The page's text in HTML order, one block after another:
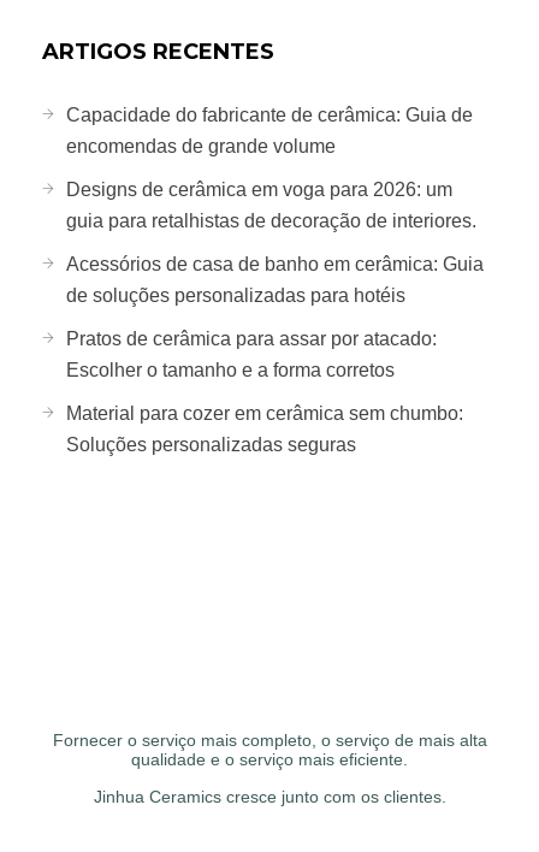
ARTIGOS RECENTES
Capacidade do fabricante de cerâmica: Guia de
encomendas de grande volume
Designs de cerâmica em voga para 2026: um
guia para retalhistas de decoração de interiores.
Acessórios de casa de banho em cerâmica: Guia
de soluções personalizadas para hotéis
Pratos de cerâmica para assar por atacado:
Escolher o tamanho e a forma corretos
Material para cozer em cerâmica sem chumbo:
Soluções personalizadas seguras
Fornecer o serviço mais completo, o serviço de mais alta
qualidade e o serviço mais eficiente.
Jinhua Ceramics cresce junto com os clientes.